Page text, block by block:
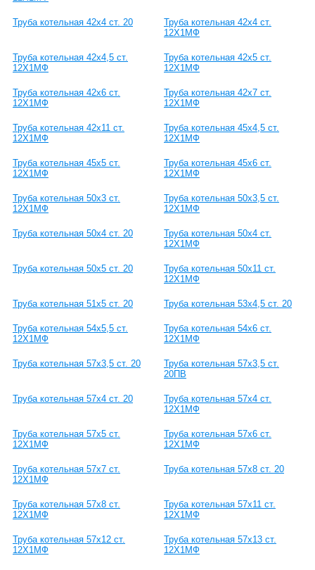
Труба котельная 42х4 ст. 20
Труба котельная 42х4 ст.
12Х1МФ
Труба котельная 42х4,5 ст.
12Х1МФ
Труба котельная 42х5 ст.
12Х1МФ
Труба котельная 42х6 ст.
12Х1МФ
Труба котельная 42х7 ст.
12Х1МФ
Труба котельная 42х11 ст.
12Х1МФ
Труба котельная 45х4,5 ст.
12Х1МФ
Труба котельная 45х5 ст.
12Х1МФ
Труба котельная 45х6 ст.
12Х1МФ
Труба котельная 50х3 ст.
12Х1МФ
Труба котельная 50х3,5 ст.
12Х1МФ
Труба котельная 50х4 ст. 20
Труба котельная 50х4 ст.
12Х1МФ
Труба котельная 50х5 ст. 20
Труба котельная 50х11 ст.
12Х1МФ
Труба котельная 51х5 ст. 20 Труба котельная 53х4,5 ст. 20
Труба котельная 54х5,5 ст.
12Х1МФ
Труба котельная 54х6 ст.
12Х1МФ
Труба котельная 57х3,5 ст. 20
Труба котельная 57х3,5 ст.
20ПВ
Труба котельная 57х4 ст. 20
Труба котельная 57х4 ст.
12Х1МФ
Труба котельная 57х5 ст.
12Х1МФ
Труба котельная 57х6 ст.
12Х1МФ
Труба котельная 57х7 ст.
12Х1МФ
Труба котельная 57х8 ст. 20
Труба котельная 57х8 ст.
12Х1МФ
Труба котельная 57х11 ст.
12Х1МФ
Труба котельная 57х12 ст.
12Х1МФ
Труба котельная 57х13 ст.
12Х1МФ